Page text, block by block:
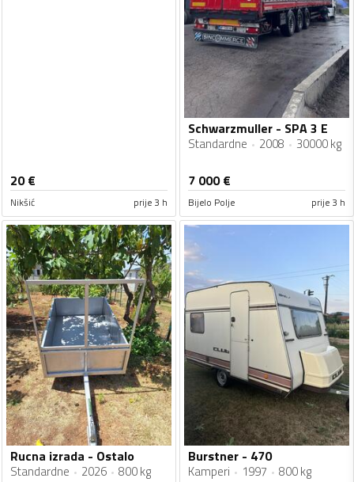
20€
Nikšić prije 3 h
Schwarzmuller - SPA 3 E
Standardne 2008 30000 kg
7 000€
Bijelo Polje prije 3 h
Rucna izrada - Ostalo
Standardne 2026 800 kg
Burstner - 470
Kamperi 1997 800 kg